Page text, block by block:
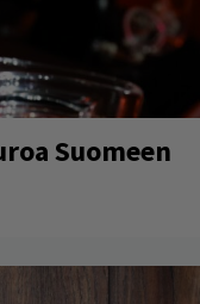
Suomeen